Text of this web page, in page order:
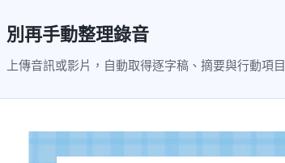
別再手動整理錄音
上傳音訊或影片，自動取得逐字稿、摘要與行動項目